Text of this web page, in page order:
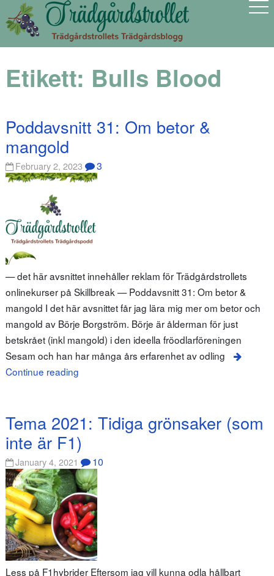
Etikett: Bulls Blood
Poddavsnitt 31: Om betor &
mangold
February 2, 2023 3
— det här avsnittet innehåller reklam för Trädgårdstrollets
onlinekurser på Skillbreak — Poddavsnitt 31: Om betor &
mangold I det här avsnittet får jag lära mig mer om betor och
mangold av Börje Borgström. Börje är ålderman för just
betskrået (inkl mangold) i den ideella fröodlarföreningen
Sesam och han har många års erfarenhet av odling
Continue reading
Tema 2021: Tidiga grönsaker (som
inte är F1)
January 4, 2021 10
Less på F1hybrider Eftersom jag vill kunna odla hållbart